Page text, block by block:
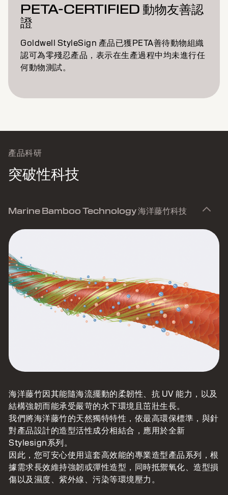
PETA-CERTIFIED 動物友善認
證
Goldwell StyleSign 產品已獲PETA善待動物組織
認可為零殘忍產品，表示在生產過程中均未進行任
何動物測試。
產品科研
突破性科技
Marine Bamboo Technology 海洋藤竹科技
海洋藤竹因其能隨海流擺動的柔韌性、抗 UV 能力，以及
結構強韌而能承受嚴苛的水下環境且茁壯生長。
我們將海洋藤竹的天然獨特特性，依最高環保標準，與針
對產品設計的造型活性成分相結合，應用於全新
Stylesign系列。
因此，您可安心使用這套高效能的專業造型產品系列，根
據需求長效維持強韌或彈性造型，同時抵禦氧化、造型損
傷以及濕度、紫外線、污染等環境壓力。